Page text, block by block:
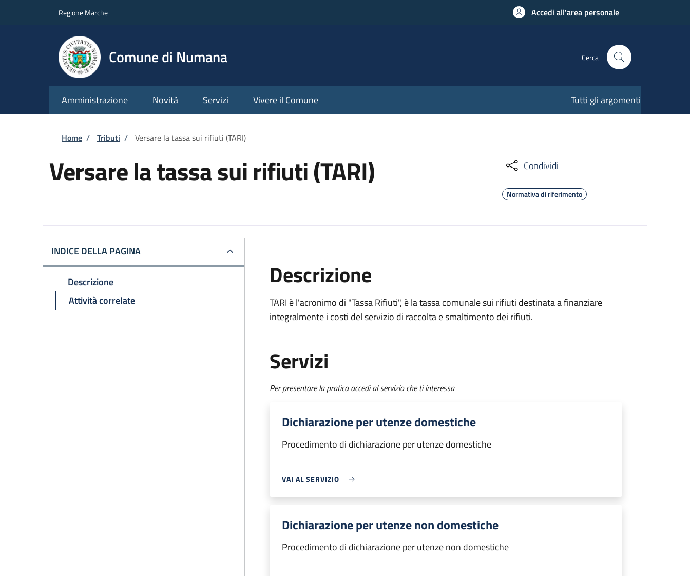
Regione Marche Accedi all'area personale
Comune di Numana Cerca
Amministrazione Novità Servizi Vivere il Comune Tutti gli argomenti
Briciole di pane
Home / Tributi / Versare la tassa sui rifiuti (TARI)
Versare la tassa sui rifiuti (TARI) Condividi
Normativa di riferimento
INDICE DELLA PAGINA
Descrizione
Attività correlate
Descrizione
TARI è l'acronimo di "Tassa Rifiuti", è la tassa comunale sui rifiuti destinata a finanziare
integralmente i costi del servizio di raccolta e smaltimento dei rifiuti.
Servizi
Per presentare la pratica accedi al servizio che ti interessa
Dichiarazione per utenze domestiche
Procedimento di dichiarazione per utenze domestiche
VAI AL SERVIZIO
Dichiarazione per utenze non domestiche
Procedimento di dichiarazione per utenze non domestiche